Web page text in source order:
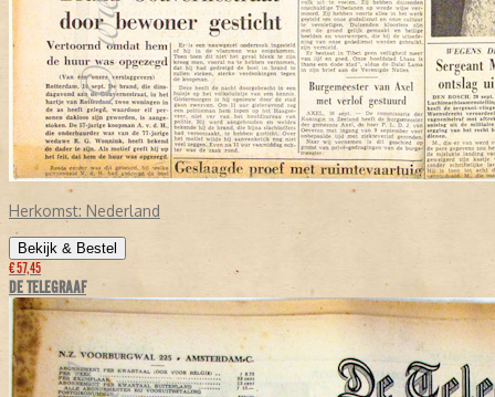
Herkomst: Nederland
Bekijk & Bestel
€ 57,45
DE TELEGRAAF